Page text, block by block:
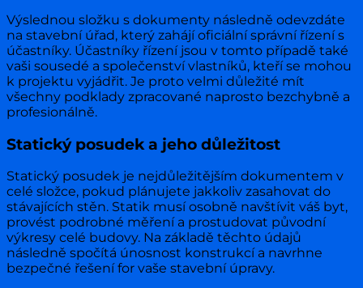
Výslednou složku s dokumenty následně odevzdáte
na stavební úřad, který zahájí oficiální správní řízení s
účastníky. Účastníky řízení jsou v tomto případě také
vaši sousedé a společenství vlastníků, kteří se mohou
k projektu vyjádřit. Je proto velmi důležité mít
všechny podklady zpracované naprosto bezchybně a
profesionálně.
Statický posudek a jeho důležitost
Statický posudek je nejdůležitějším dokumentem v
celé složce, pokud plánujete jakkoliv zasahovat do
stávajících stěn. Statik musí osobně navštívit váš byt,
provést podrobné měření a prostudovat původní
výkresy celé budovy. Na základě těchto údajů
následně spočítá únosnost konstrukcí a navrhne
bezpečné řešení for vaše stavební úpravy.